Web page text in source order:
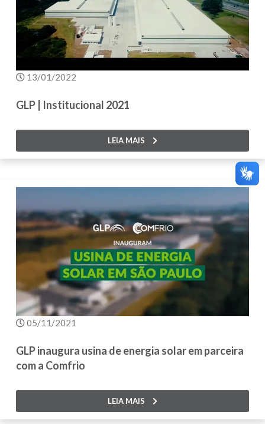
13/01/2022
GLP | Institucional 2021
LEIA MAIS
05/11/2021
GLP inaugura usina de energia solar em parceira
com a Comfrio
LEIA MAIS